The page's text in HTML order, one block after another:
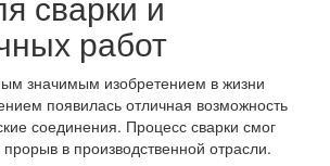
работ
значимым изобретением в жизни
появилась отличная возможность
соединения. Процесс сварки смог
в производственной отрасли.